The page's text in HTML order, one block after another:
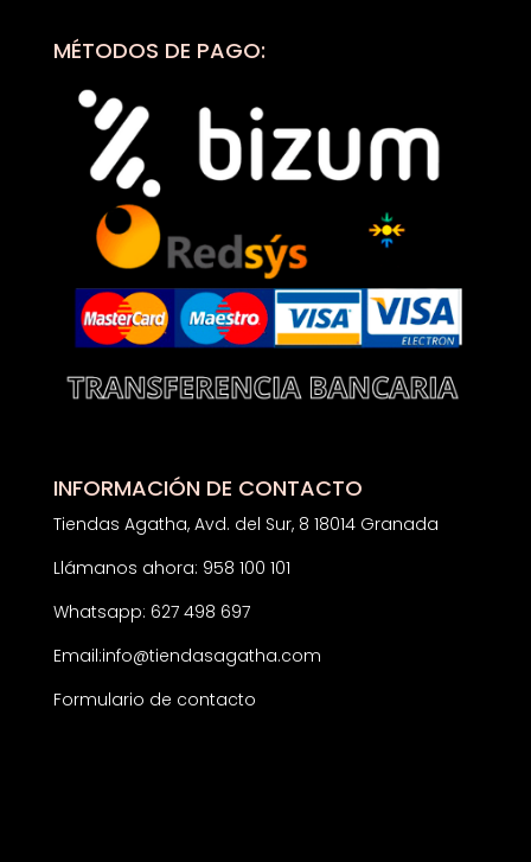
MÉTODOS DE PAGO:
INFORMACIÓN DE CONTACTO
Tiendas Agatha, Avd. del Sur, 8 18014 Granada
Llámanos ahora: 958 100 101
Whatsapp: 627 498 697
Email:info@tiendasagatha.com
Formulario de contacto